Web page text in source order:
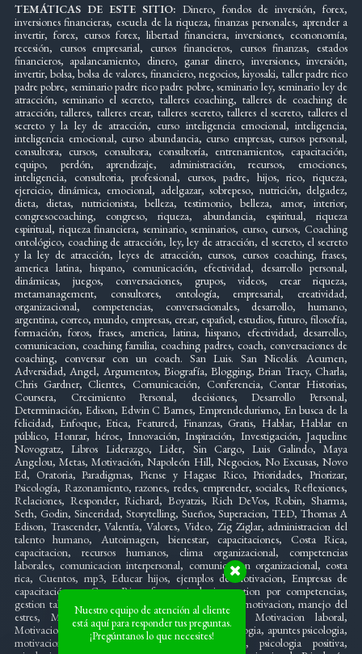
TEMÁTICAS DE ESTE SITIO: Dinero, fondos de inversión, forex,
inversiones financieras, escuela de la riqueza, finanzas personales, aprender a
invertir, forex, cursos forex, libertad financiera, inversiones, econonomía,
recesión, cursos empresarial, cursos financieros, cursos finanzas, estados
financieros, apalancamiento, dinero, ganar dinero, inversiones, inversión,
invertir, bolsa, bolsa de valores, financiero, negocios, kiyosaki, taller padre rico
padre pobre, seminario padre rico padre pobre, seminario ley, seminario ley de
atracción, seminario el secreto, talleres coaching, talleres de coaching de
atracción, talleres, talleres crear, talleres secreto, talleres el secreto, talleres el
secreto y la ley de atracción, curso inteligencia emocional, inteligencia,
inteligencia emocional, curso abundancia, curso empresas, cursos personal,
consultora, cursos, consultora, consultoría, entrenamientos, capacitación,
equipo, perdón, aprendizaje, administración, recursos, emociones,
inteligencia, consultoria, profesional, cursos, padre, hijos, rico, riqueza,
ejercicio, dinámica, emocional, adelgazar, sobrepeso, nutrición, delgadez,
dieta, dietas, nutricionista, belleza, testimonio, belleza, amor, interior,
congresocoaching, congreso, riqueza, abundancia, espiritual, riqueza
espiritual, riqueza financiera, seminario, seminarios, curso, cursos, Coaching
ontológico, coaching de atracción, ley, ley de atracción, el secreto, el secreto
y la ley de atracción, leyes de atracción, cursos, cursos coaching, frases,
america latina, hispano, comunicación, efectividad, desarrollo personal,
dinámicas, juegos, conversaciones, grupos, videos, crear riqueza,
metamanagement, consultores, ontología, empresarial, creatividad,
organizacional, competencias, conversacionales, desarrollo, humano,
argentina, correo, mundo, empresas, crear, español, estudios, futuro, filosofía,
formación, foros, frases, america, latina, hispano, efectividad, desarrollo,
comunicacion, coaching familia, coaching padres, coach, conversaciones de
coaching, conversar con un coach. San Luis. San Nicolás. Acumen,
Adversidad, Angel, Argumentos, Biografía, Blogging, Brian Tracy, Charla,
Chris Gardner, Clientes, Comunicación, Conferencia, Contar Historias,
Coursera, Crecimiento Personal, decisiones, Desarrollo Personal,
Determinación, Edison, Edwin C Barnes, Emprendedurismo, En busca de la
felicidad, Enfoque, Etica, Featured, Finanzas, Gratis, Hablar, Hablar en
público, Honrar, héroe, Innovación, Inspiración, Investigación, Jaqueline
Novogratz, Libros Liderazgo, Lider, Sin Cargo, Luis Galindo, Maya
Angelou, Metas, Motivación, Napoleón Hill, Negocios, No Excusas, Novo
Ed, Oratoria, Paradigmas, Piense y Hagase Rico, Prioridades, Priorizar,
Psicología, Razonamiento, razones, redes, emprender, sociales, Reflexiones,
Relaciones, Responder, Richard, Boyatzis, Rich DeVos, Robin, Sharma,
Seth, Godin, Sinceridad, Storytelling, Sueños, Superacion, TED, Thomas A
Edison, Trascender, Valentía, Valores, Video, Zig Ziglar, administracion del
talento humano, Autoimagen, bienestar, capacitaciones, Costa Rica,
capacitacion, recursos humanos, clima organizacional, competencias
laborales, comunicacion interpersonal, comunicacion organizacional, costa
rica, Cuentos, mp3, Educar hijos, ejemplos de motivacion, Empresas de
capacitación en Costa Rica, foro, psicologia, gestion por competencias,
gestion talento, inteligencia emocional, liderazgo y motivacion, manejo del
estres, Mente, creativa, motivacion intrinseca, Motivacion laboral,
Motivacion, logro motivación, organizacional, Psicologia, apuntes psicologia,
motivacion psicologia, organizacional psicologia, psicologia positiva,
Nuestro equipo de atención al cliente
está aquí para responder tus preguntas.
¡Pregúntanos lo que necesites!